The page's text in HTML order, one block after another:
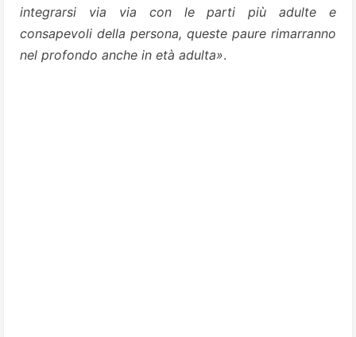
integrarsi via via con le parti più adulte e
consapevoli della persona, queste paure rimarranno
nel profondo anche in età adulta».